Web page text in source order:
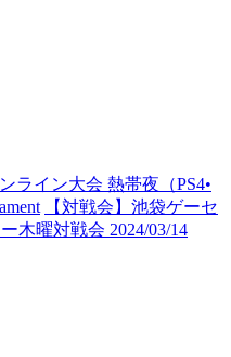
ライン大会 熱帯夜（PS4•
【対戦会】池袋ゲーセ
木曜対戦会 2024/03/14